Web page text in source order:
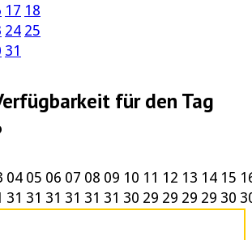
17 18
24 25
31
für den Tag
04 05 06 07 08 09 10 11 12 13 14 15
31 31 31 31 31 31 30 29 29 29 29 30